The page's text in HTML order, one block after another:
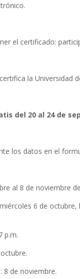
el certificado:
la Universidad
del 20 al 24 de
los datos en el
al 8 de noviembre
6 de
p.m.
8 de noviembre.